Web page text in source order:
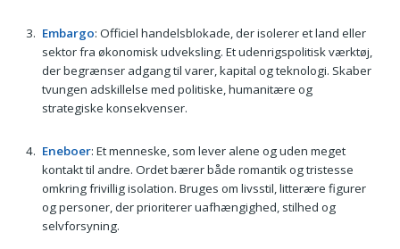
Embargo: Officiel handelsblokade, der isolerer et land eller
sektor fra økonomisk udveksling. Et udenrigspolitisk værktøj,
der begrænser adgang til varer, kapital og teknologi. Skaber
tvungen adskillelse med politiske, humanitære og
strategiske konsekvenser.
Eneboer: Et menneske, som lever alene og uden meget
kontakt til andre. Ordet bærer både romantik og tristesse
omkring frivillig isolation. Bruges om livsstil, litterære figurer
og personer, der prioriterer uafhængighed, stilhed og
selvforsyning.